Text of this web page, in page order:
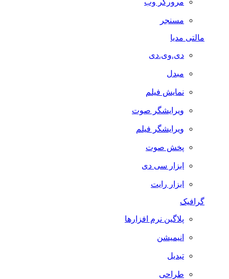
مرورگر وب
مسنجر
مالتی مدیا
دی.وی.دی
مبدل
نمایش فیلم
ویرایشگر صوت
ویرایشگر فیلم
پخش صوت
ابزار سی دی
ابزار رایت
گرافیک
پلاگین نرم افزارها
انیمیشن
تبدیل
طراحی